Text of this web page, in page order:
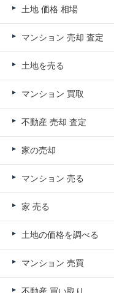
土地 価格 相場
マンション 売却 査定
土地を売る
マンション 買取
不動産 売却 査定
家の売却
マンション 売る
家 売る
土地の価格を調べる
マンション 売買